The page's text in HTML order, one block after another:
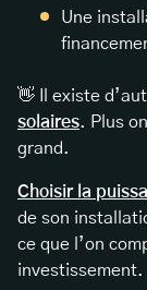
Une
👋 Il existe
solaires. Plus
grand.
Choisir la
de son
ce que l’on
investissement.